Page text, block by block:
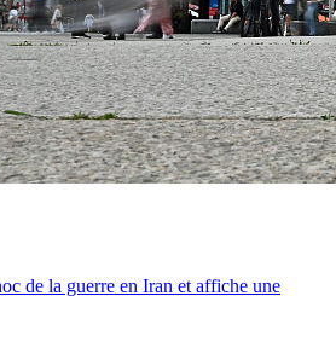
de la guerre en Iran et affiche une